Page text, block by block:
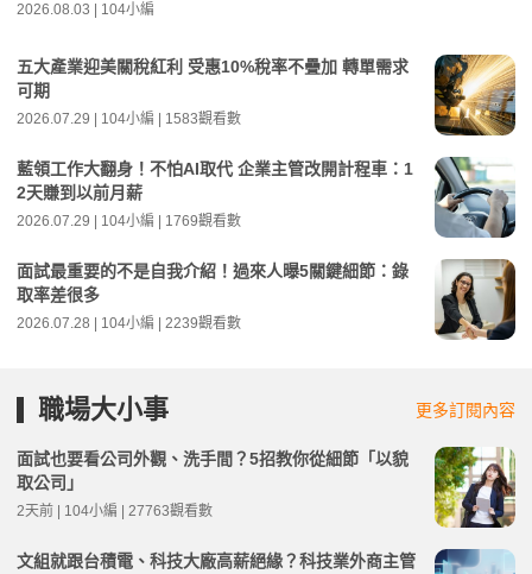
2026.08.03 | 104小編
五大產業迎美關稅紅利 受惠10%稅率不疊加 轉單需求
可期
2026.07.29 | 104小編 | 1583觀看數
藍領工作大翻身！不怕AI取代 企業主管改開計程車：1
2天賺到以前月薪
2026.07.29 | 104小編 | 1769觀看數
面試最重要的不是自我介紹！過來人曝5關鍵細節：錄
取率差很多
2026.07.28 | 104小編 | 2239觀看數
職場大小事 更多訂閱內容
面試也要看公司外觀、洗手間？5招教你從細節「以貌
取公司」
2天前 | 104小編 | 27763觀看數
文組就跟台積電、科技大廠高薪絕緣？科技業外商主管